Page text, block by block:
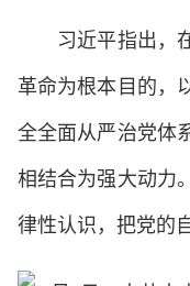
习近平指出，在
革命为根本目的，
全全面从严治党体
相结合为强大动力
律性认识，把党的